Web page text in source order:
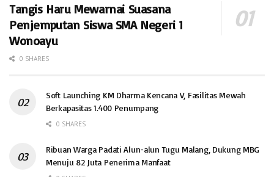
Tangis Haru Mewarnai Suasana
Penjemputan Siswa SMA Negeri 1
Wonoayu
0 SHARES
Soft Launching KM Dharma Kencana V, Fasilitas Mewah
Berkapasitas 1.400 Penumpang
0 SHARES
Ribuan Warga Padati Alun-alun Tugu Malang, Dukung MBG
Menuju 82 Juta Penerima Manfaat